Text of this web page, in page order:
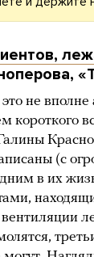
не вполне
короткого
(с
в их
вентиляции